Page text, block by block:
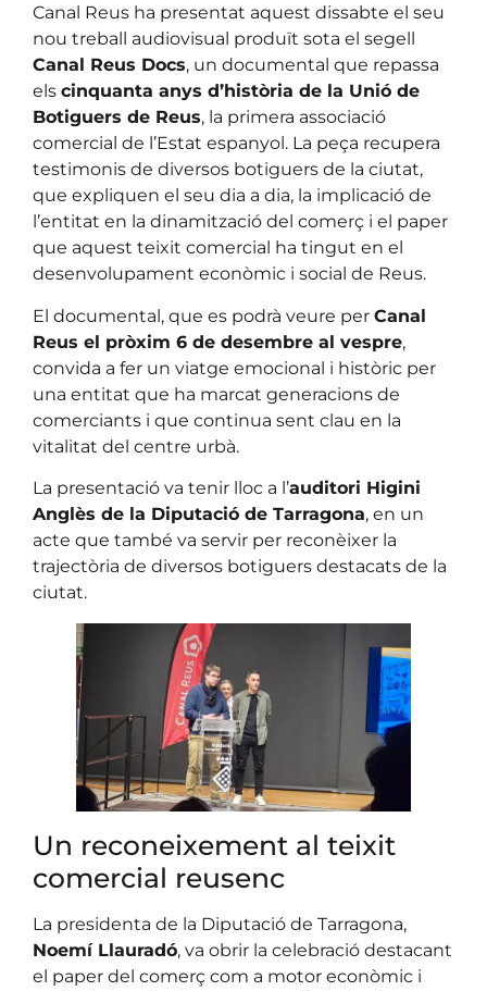
Canal Reus ha presentat aquest dissabte el seu
nou treball audiovisual produït sota el segell
Canal Reus Docs, un documental que repassa
els cinquanta anys d’història de la Unió de
Botiguers de Reus, la primera associació
comercial de l’Estat espanyol. La peça recupera
testimonis de diversos botiguers de la ciutat,
que expliquen el seu dia a dia, la implicació de
l’entitat en la dinamització del comerç i el paper
que aquest teixit comercial ha tingut en el
desenvolupament econòmic i social de Reus.
El documental, que es podrà veure per Canal
Reus el pròxim 6 de desembre al vespre,
convida a fer un viatge emocional i històric per
una entitat que ha marcat generacions de
comerciants i que continua sent clau en la
vitalitat del centre urbà.
La presentació va tenir lloc a l’auditori Higini
Anglès de la Diputació de Tarragona, en un
acte que també va servir per reconèixer la
trajectòria de diversos botiguers destacats de la
ciutat.
Un reconeixement al teixit
comercial reusenc
La presidenta de la Diputació de Tarragona,
Noemí Llauradó, va obrir la celebració destacant
el paper del comerç com a motor econòmic i